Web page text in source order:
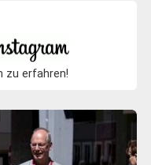
zu erfahren!